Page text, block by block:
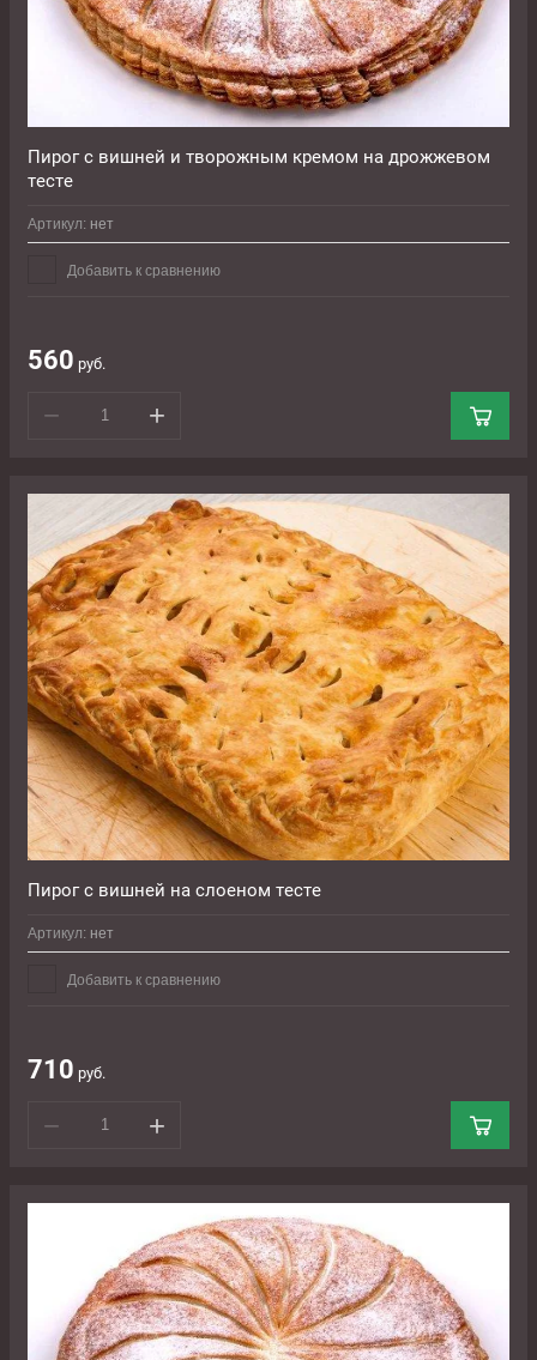
Пирог с вишней и творожным кремом на дрожжевом
тесте
Артикул: нет
Добавить к сравнению
560 руб.
− +
Пирог с вишней на слоеном тесте
Артикул: нет
Добавить к сравнению
710 руб.
− +